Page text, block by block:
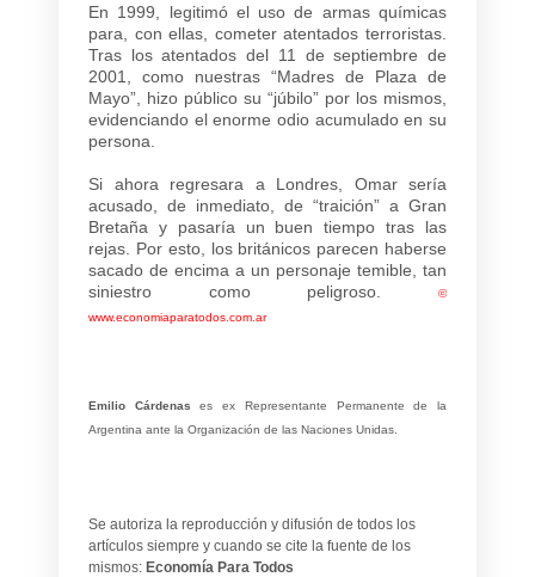
En 1999, legitimó el uso de armas químicas
para, con ellas, cometer atentados terroristas.
Tras los atentados del 11 de septiembre de
2001, como nuestras “Madres de Plaza de
Mayo”, hizo público su “júbilo” por los mismos,
evidenciando el enorme odio acumulado en su
persona.
Si ahora regresara a Londres, Omar sería
acusado, de inmediato, de “traición” a Gran
Bretaña y pasaría un buen tiempo tras las
rejas. Por esto, los británicos parecen haberse
sacado de encima a un personaje temible, tan
siniestro como peligroso.
©
www.economiaparatodos.com.ar
Emilio Cárdenas es ex Representante Permanente de la
Argentina ante la Organización de las Naciones Unidas.
Se autoriza la reproducción y difusión de todos los
artículos siempre y cuando se cite la fuente de los
mismos: Economía Para Todos